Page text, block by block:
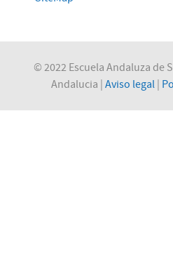
© 2022 Escuela Andaluza de
Andalucia | Aviso legal |